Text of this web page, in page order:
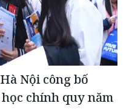
Nội công bố
chính quy năm